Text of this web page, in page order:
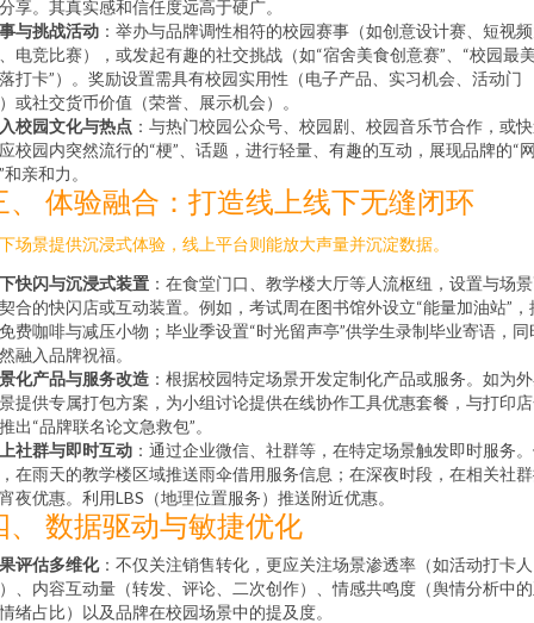
享。其真实感和信任度远高于硬广。
与挑战活动 ：举办与品牌调性相符的校园赛事（如创意设计赛、短视
电竞比赛），或发起有趣的社交挑战（如“宿舍美食创意赛”、“校园最
打卡”）。奖励设置需具有校园实用性（电子产品、实习机会、活动门
或社交货币价值（荣誉、展示机会）。
校园文化与热点 ：与热门校园公众号、校园剧、校园音乐节合作，或
校园内突然流行的“梗”、话题，进行轻量、有趣的互动，展现品牌的“
和亲和力。
、 体验融合：打造线上线下无缝闭环
场景提供沉浸式体验，线上平台则能放大声量并沉淀数据。
快闪与沉浸式装置 ：在食堂门口、教学楼大厅等人流枢纽，设置与场
合的快闪店或互动装置。例如，考试周在图书馆外设立“能量加油站”，
费咖啡与减压小物；毕业季设置“时光留声亭”供学生录制毕业寄语，同
融入品牌祝福。
化产品与服务改造 ：根据校园特定场景开发定制化产品或服务。如为
提供专属打包方案，为小组讨论提供在线协作工具优惠套餐，与打印
出“品牌联名论文急救包”。
社群与即时互动 ：通过企业微信、社群等，在特定场景触发即时服务
在雨天的教学楼区域推送雨伞借用服务信息；在深夜时段，在相关社
夜优惠。利用LBS（地理位置服务）推送附近优惠。
、 数据驱动与敏捷优化
评估多维化：不仅关注销售转化，更应关注场景渗透率（如活动打卡人
、内容互动量（转发、评论、二次创作）、情感共鸣度（舆情分析中
绪占比）以及品牌在校园场景中的提及度。